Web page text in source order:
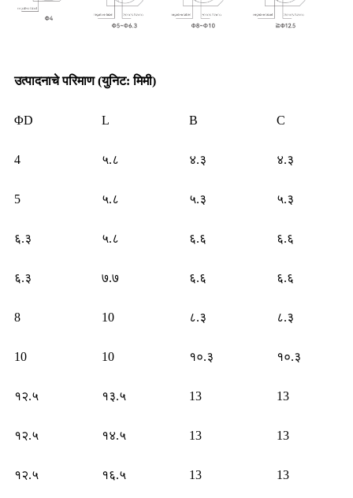
उत्पादनाचे परिमाण (युनिट: मिमी)
ΦD L B C
4 ५.८ ४.३ ४.३
5 ५.८ ५.३ ५.३
६.३ ५.८ ६.६ ६.६
६.३ ७.७ ६.६ ६.६
8 10 ८.३ ८.३
10 10 १०.३ १०.३
१२.५ १३.५ 13 13
१२.५ १४.५ 13 13
१२.५ १६.५ 13 13